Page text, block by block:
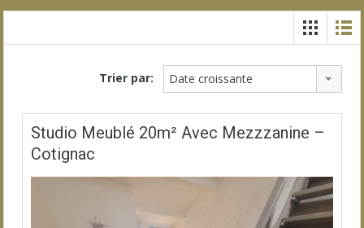
Trier par: Date croissante
Studio Meublé 20m² Avec Mezzzanine –
Cotignac